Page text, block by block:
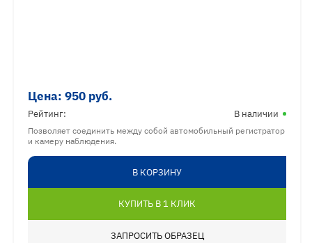
Цена: 950 руб.
Рейтинг: В наличии
Позволяет соединить между собой автомобильный регистратор
и камеру наблюдения.
В КОРЗИНУ
КУПИТЬ В 1 КЛИК
ЗАПРОСИТЬ ОБРАЗЕЦ